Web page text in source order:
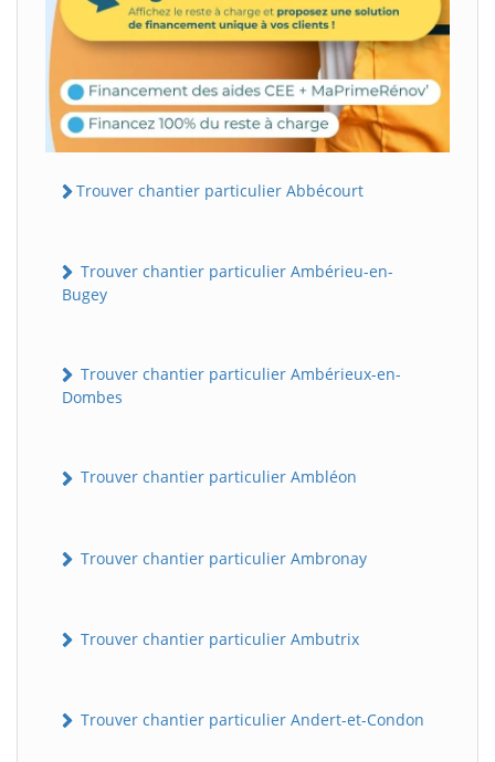
Trouver chantier particulier Abbécourt
Trouver chantier particulier Ambérieu-en-
Bugey
Trouver chantier particulier Ambérieux-en-
Dombes
Trouver chantier particulier Ambléon
Trouver chantier particulier Ambronay
Trouver chantier particulier Ambutrix
Trouver chantier particulier Andert-et-Condon